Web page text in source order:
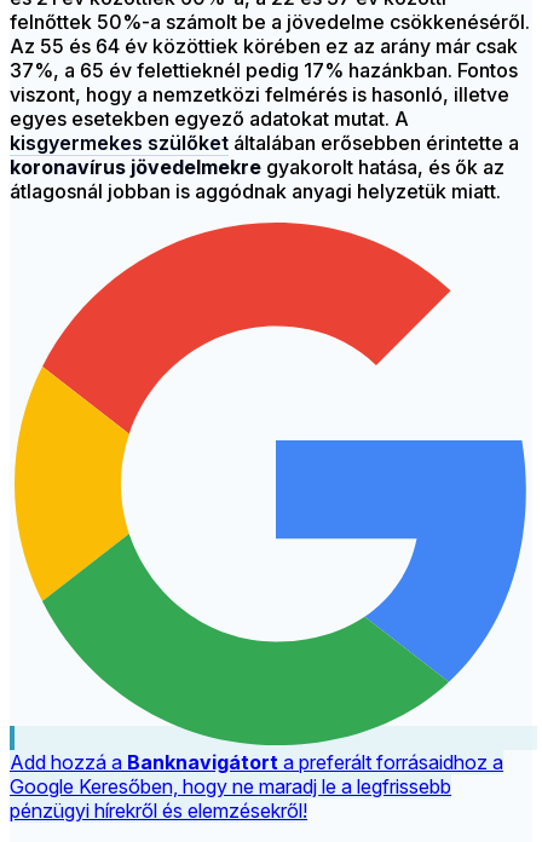
felnőttek 50%-a számolt be a jövedelme csökkenéséről.
Az 55 és 64 év közöttiek körében ez az arány már csak
37%, a 65 év felettieknél pedig 17% hazánkban. Fontos
viszont, hogy a nemzetközi felmérés is hasonló, illetve
egyes esetekben egyező adatokat mutat. A
kisgyermekes szülőket általában erősebben érintette a
koronavírus jövedelmekre gyakorolt hatása, és ők az
átlagosnál jobban is aggódnak anyagi helyzetük miatt.
Add hozzá a Banknavigátort a preferált forrásaidhoz a
Google Keresőben, hogy ne maradj le a legfrissebb
pénzügyi hírekről és elemzésekről!